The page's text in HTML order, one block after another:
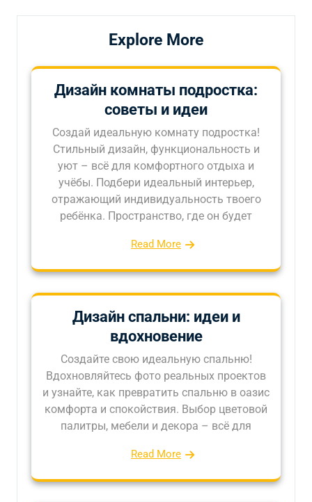
Explore More
Дизайн комнаты подростка:
советы и идеи
Создай идеальную комнату подростка!
Стильный дизайн, функциональность и
уют – всё для комфортного отдыха и
учёбы. Подбери идеальный интерьер,
отражающий индивидуальность твоего
ребёнка. Пространство, где он будет
Read More
Дизайн спальни: идеи и
вдохновение
Создайте свою идеальную спальню!
Вдохновляйтесь фото реальных проектов
и узнайте, как превратить спальню в оазис
комфорта и спокойствия. Выбор цветовой
палитры, мебели и декора – всё для
Read More